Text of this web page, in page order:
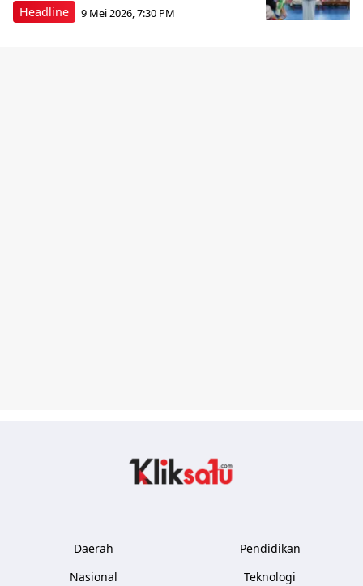
Headline 9 Mei 2026, 7:30 PM
Daerah
Nasional
Pendidikan
Teknologi